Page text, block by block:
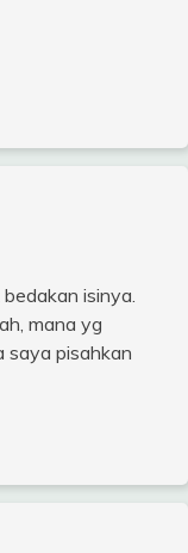
isinya.
mana yg
saya pisahkan